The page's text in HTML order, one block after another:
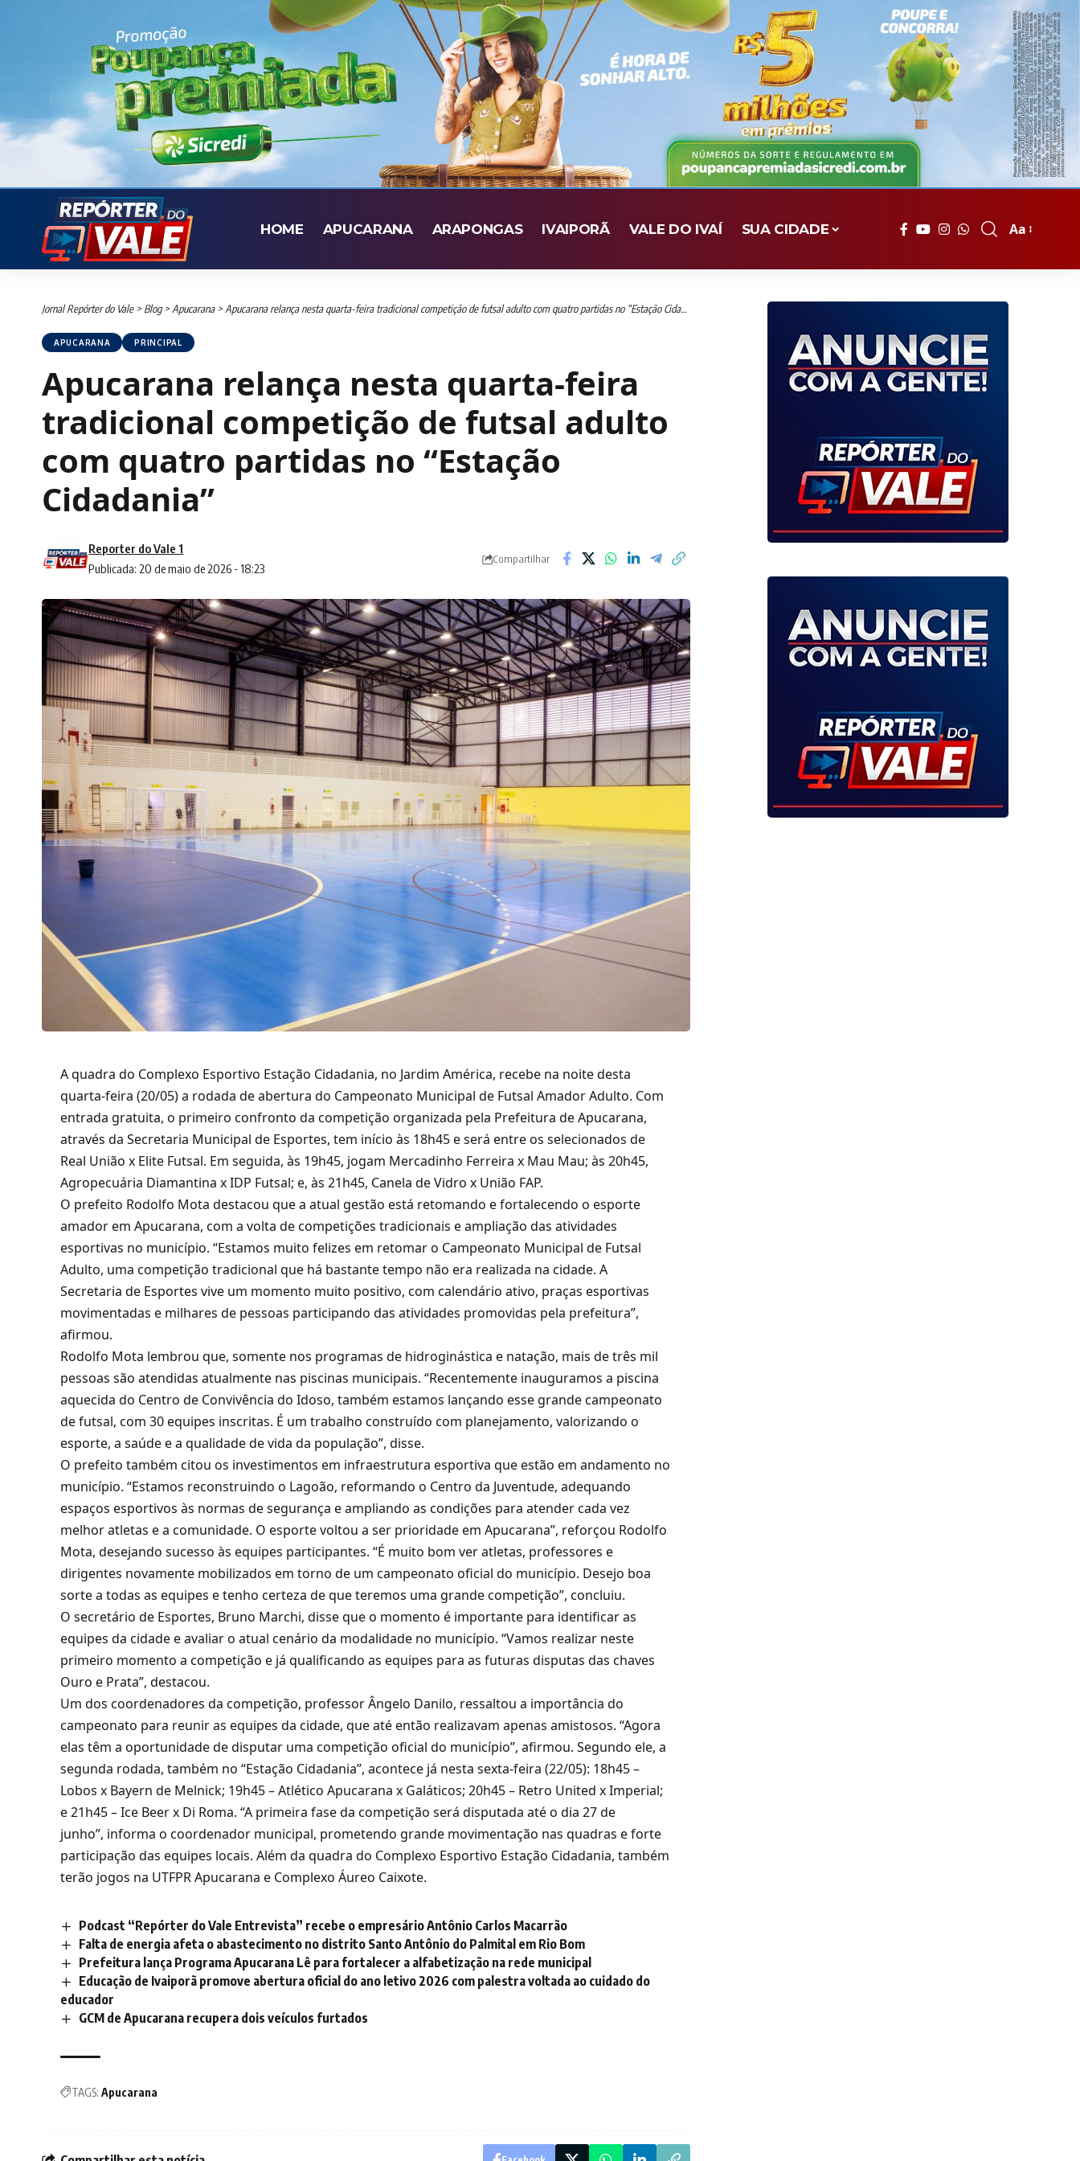
HOME APUCARANA ARAPONGAS IVAIPORÃ VALE DO IVAÍ SUA CIDADE
Font
Aa
Jornal Repórter do Vale> Blog> Apucarana> Apucarana relança nesta quarta-feira tradicional competição de futsal adulto com quatro partidas no “Estação Cidadania”
APUCARANA PRINCIPAL
Apucarana relança nesta quarta-feira
tradicional competição de futsal adulto
com quatro partidas no “Estação
Cidadania”
Publicada: 20 de maio de 2026 - 18:23
Reporter do Vale 1
Compartilhar
A quadra do Complexo Esportivo Estação Cidadania, no Jardim América, recebe na noite desta
quarta-feira (20/05) a rodada de abertura do Campeonato Municipal de Futsal Amador Adulto. Com
entrada gratuita, o primeiro confronto da competição organizada pela Prefeitura de Apucarana,
através da Secretaria Municipal de Esportes, tem início às 18h45 e será entre os selecionados de
Real União x Elite Futsal. Em seguida, às 19h45, jogam Mercadinho Ferreira x Mau Mau; às 20h45,
Agropecuária Diamantina x IDP Futsal; e, às 21h45, Canela de Vidro x União FAP.
O prefeito Rodolfo Mota destacou que a atual gestão está retomando e fortalecendo o esporte
amador em Apucarana, com a volta de competições tradicionais e ampliação das atividades
esportivas no município. “Estamos muito felizes em retomar o Campeonato Municipal de Futsal
Adulto, uma competição tradicional que há bastante tempo não era realizada na cidade. A
Secretaria de Esportes vive um momento muito positivo, com calendário ativo, praças esportivas
movimentadas e milhares de pessoas participando das atividades promovidas pela prefeitura”,
afirmou.
Rodolfo Mota lembrou que, somente nos programas de hidroginástica e natação, mais de três mil
pessoas são atendidas atualmente nas piscinas municipais. “Recentemente inauguramos a piscina
aquecida do Centro de Convivência do Idoso, também estamos lançando esse grande campeonato
de futsal, com 30 equipes inscritas. É um trabalho construído com planejamento, valorizando o
esporte, a saúde e a qualidade de vida da população”, disse.
O prefeito também citou os investimentos em infraestrutura esportiva que estão em andamento no
município. “Estamos reconstruindo o Lagoão, reformando o Centro da Juventude, adequando
espaços esportivos às normas de segurança e ampliando as condições para atender cada vez
melhor atletas e a comunidade. O esporte voltou a ser prioridade em Apucarana”, reforçou Rodolfo
Mota, desejando sucesso às equipes participantes. “É muito bom ver atletas, professores e
dirigentes novamente mobilizados em torno de um campeonato oficial do município. Desejo boa
sorte a todas as equipes e tenho certeza de que teremos uma grande competição”, concluiu.
O secretário de Esportes, Bruno Marchi, disse que o momento é importante para identificar as
equipes da cidade e avaliar o atual cenário da modalidade no município. “Vamos realizar neste
primeiro momento a competição e já qualificando as equipes para as futuras disputas das chaves
Ouro e Prata”, destacou.
Um dos coordenadores da competição, professor Ângelo Danilo, ressaltou a importância do
campeonato para reunir as equipes da cidade, que até então realizavam apenas amistosos. “Agora
elas têm a oportunidade de disputar uma competição oficial do município”, afirmou. Segundo ele, a
segunda rodada, também no “Estação Cidadania”, acontece já nesta sexta-feira (22/05): 18h45 –
Lobos x Bayern de Melnick; 19h45 – Atlético Apucarana x Galáticos; 20h45 – Retro United x Imperial;
e 21h45 – Ice Beer x Di Roma. “A primeira fase da competição será disputada até o dia 27 de
junho”, informa o coordenador municipal, prometendo grande movimentação nas quadras e forte
participação das equipes locais. Além da quadra do Complexo Esportivo Estação Cidadania, também
terão jogos na UTFPR Apucarana e Complexo Áureo Caixote.
Podcast “Repórter do Vale Entrevista” recebe o empresário Antônio Carlos Macarrão
Falta de energia afeta o abastecimento no distrito Santo Antônio do Palmital em Rio Bom
Prefeitura lança Programa Apucarana Lê para fortalecer a alfabetização na rede municipal
Educação de Ivaiporã promove abertura oficial do ano letivo 2026 com palestra voltada ao cuidado do
educador
GCM de Apucarana recupera dois veículos furtados
TAGS: Apucarana